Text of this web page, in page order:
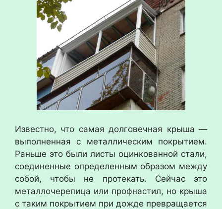
Известно, что самая долговечная крыша —
выполненная с металлическим покрытием.
Раньше это были листы оцинкованной стали,
соединенные определенным образом между
собой, чтобы не протекать. Сейчас это
металлочерепица или профнастил, но крыша
с таким покрытием при дожде превращается